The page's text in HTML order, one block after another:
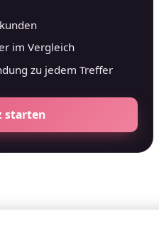
im Vergleich
zu jedem Treffer
starten